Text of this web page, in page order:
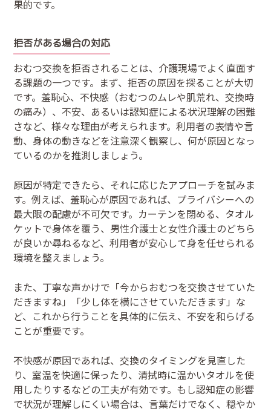
果的です。
拒否がある場合の対応
おむつ交換を拒否されることは、介護現場でよく直面す
る課題の一つです。まず、拒否の原因を探ることが大切
です。羞恥心、不快感（おむつのムレや肌荒れ、交換時
の痛み）、不安、あるいは認知症による状況理解の困難
さなど、様々な理由が考えられます。利用者の表情や言
動、身体の動きなどを注意深く観察し、何が原因となっ
ているのかを推測しましょう。
原因が特定できたら、それに応じたアプローチを試みま
す。例えば、羞恥心が原因であれば、プライバシーへの
最大限の配慮が不可欠です。カーテンを閉める、タオル
ケットで身体を覆う、男性介護士と女性介護士のどちら
が良いか尋ねるなど、利用者が安心して身を任せられる
環境を整えましょう。
また、丁寧な声かけで「今からおむつを交換させていた
だきますね」「少し体を横にさせていただきます」な
ど、これから行うことを具体的に伝え、不安を和らげる
ことが重要です。
不快感が原因であれば、交換のタイミングを見直した
り、室温を快適に保ったり、清拭時に温かいタオルを使
用したりするなどの工夫が有効です。もし認知症の影響
で状況が理解しにくい場合は、言葉だけでなく、穏やか